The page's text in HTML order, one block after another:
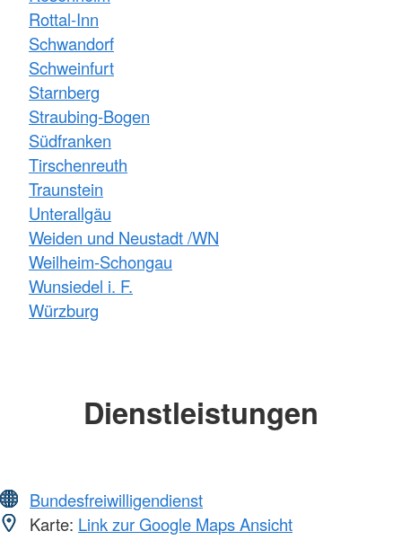
Rottal-Inn
Schwandorf
Schweinfurt
Starnberg
Straubing-Bogen
Südfranken
Tirschenreuth
Traunstein
Unterallgäu
Weiden und Neustadt /WN
Weilheim-Schongau
Wunsiedel i. F.
Würzburg
Dienstleistungen
Bundesfreiwilligendienst
Karte: Link zur Google Maps Ansicht